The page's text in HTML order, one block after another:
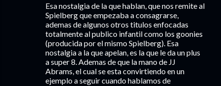
Esa nostalgia de la que hablan, que nos remite al
Spielberg que empezaba a consagrarse,
ademas de algunos otros titulos enfocadas
totalmente al publico infantil como los goonies
(producida por el mismo Spielberg). Esa
nostalgia a la que apelan, es la que le da un plus
a super 8. Ademas de que la mano de JJ
Abrams, el cual se esta convirtiendo en un
ejemplo a seguir cuando hablamos de